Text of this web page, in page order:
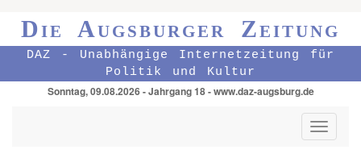
Die Augsburger Zeitung
DAZ - Unabhängige Internetzeitung für
Politik und Kultur
Sonntag, 09.08.2026 - Jahrgang 18 - www.daz-augsburg.de
Toggle